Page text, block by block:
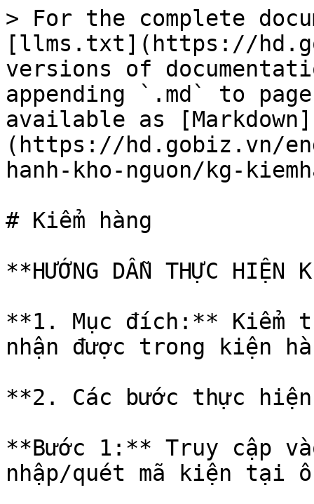
> For the complete
[llms.txt](https://
versions of
appending `.md` to
available as [Markdown]
(https://hd.gobiz.vn/
hanh-kho-nguon/kg-
# Kiểm hàng
**HƯỚNG DẪN THỰC HIỆN
**1. Mục đích:** Kiểm
nhận được trong kiện
**2. Các bước thực
**Bước 1:** Truy cập
nhập/quét mã kiện tại ô